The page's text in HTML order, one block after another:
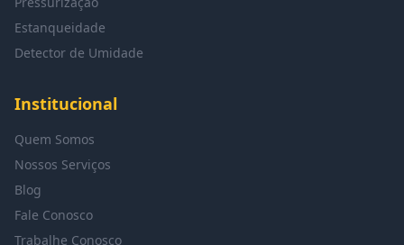
Estanqueidade
Detector de Umidade
Institucional
Quem Somos
Nossos Serviços
Blog
Fale Conosco
Trabalhe Conosco